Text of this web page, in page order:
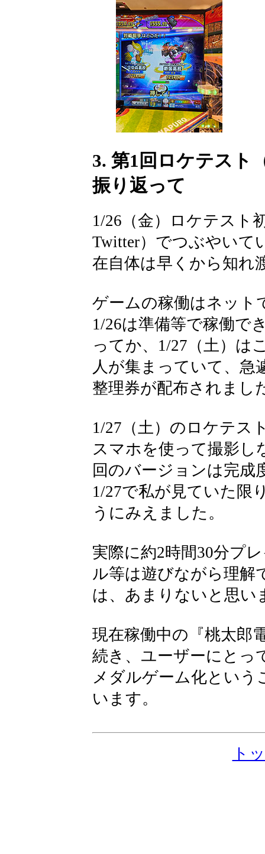
3. 第1回ロケテスト
振り返って
1/26（金）ロケテスト
Twitter）でつぶやいて
在自体は早くから知れ
ゲームの稼働はネット
1/26は準備等で稼働で
ってか、1/27（土）は
人が集まっていて、急
整理券が配布されまし
1/27（土）のロケテス
スマホを使って撮影
回のバージョンは完成
1/27で私が見ていた限
うにみえました。
実際に約2時間30分プ
ル等は遊びながら理解
は、あまりないと思い
現在稼働中の『桃太郎
続き、ユーザーにとっ
メダルゲーム化という
います。
ト